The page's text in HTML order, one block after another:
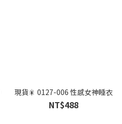
現貨🎇 0127-006 性感女神睡衣
NT$488